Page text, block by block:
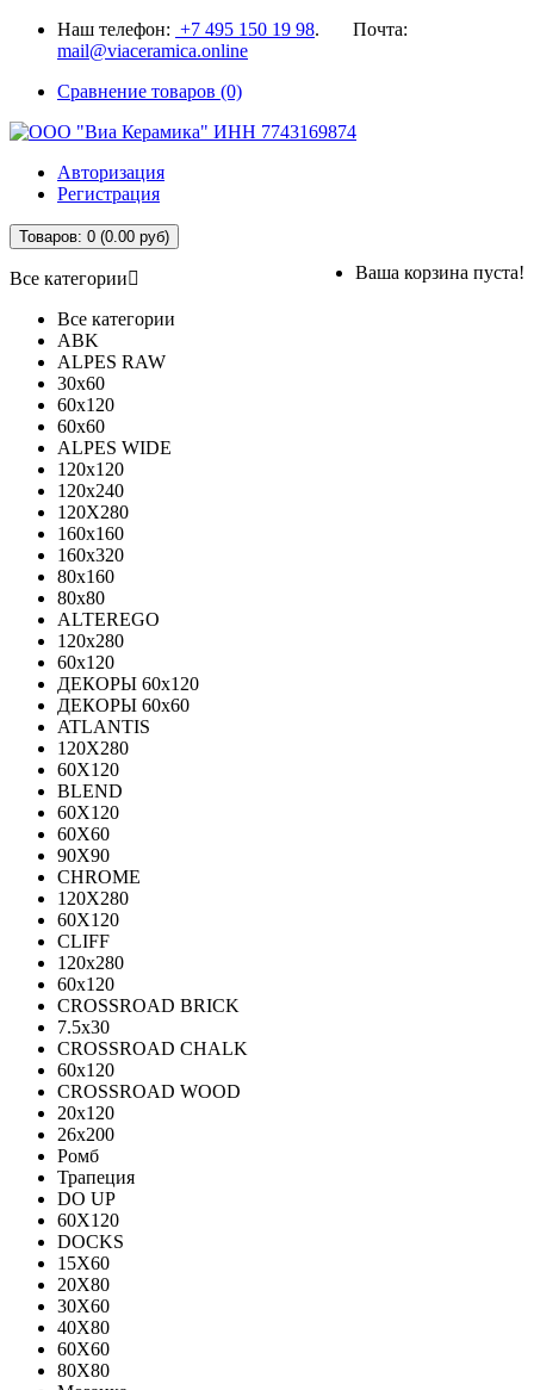
Наш телефон: +7 495 150 19 98. Почта:
mail@viaceramica.online
Сравнение товаров (0)
Авторизация
Регистрация
Товаров: 0 (0.00 руб)
Ваша корзина пуста!
Все категории
Все категории
ABK
ALPES RAW
30x60
60x120
60x60
ALPES WIDE
120x120
120x240
120X280
160x160
160x320
80x160
80x80
ALTEREGO
120х280
60х120
ДЕКОРЫ 60х120
ДЕКОРЫ 60х60
ATLANTIS
120X280
60X120
BLEND
60Х120
60Х60
90Х90
CHROME
120X280
60X120
CLIFF
120x280
60x120
CROSSROAD BRICK
7.5х30
CROSSROAD CHALK
60х120
CROSSROAD WOOD
20х120
26х200
Ромб
Трапеция
DO UP
60X120
DOCKS
15X60
20X80
30X60
40X80
60X60
80X80